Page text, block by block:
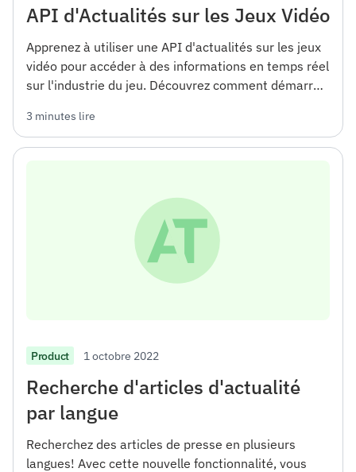
API d'Actualités sur les Jeux Vidéo
Apprenez à utiliser une API d'actualités sur les jeux
vidéo pour accéder à des informations en temps réel
sur l'industrie du jeu. Découvrez comment démarrer
3 minutes lire
Product 1 octobre 2022
Recherche d'articles d'actualité
par langue
Recherchez des articles de presse en plusieurs
langues! Avec cette nouvelle fonctionnalité, vous